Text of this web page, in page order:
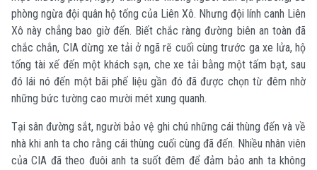
phòng ngừa đội quân hộ tống của Liên Xô. Nhưng đội lính canh Liên
Xô này chẳng bao giờ đến. Biết chắc ràng đường biên an toàn đã
chắc chắn, CIA dừng xe tải ở ngã rẽ cuối cùng trước ga xe lửa, hộ
tống tài xế đến một khách sạn, che xe tải bằng một tấm bạt, sau
đó lái nó đến một bãi phế liệu gần đó đã được chọn từ đêm nhờ
những bức tường cao mười mét xung quanh.
Tại sân đường sắt, người bảo vệ ghi chú những cái thùng đến và về
nhà khi anh ta cho rằng cái thùng cuối cùng đã đến. Nhiều nhân viên
của CIA đã theo đuôi anh ta suốt đêm để đảm bảo anh ta không